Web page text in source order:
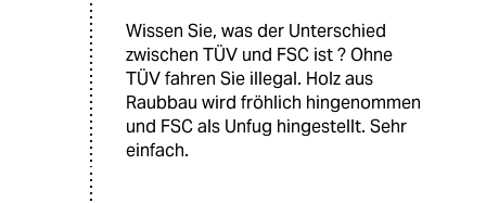
Wissen Sie, was der Unterschied
zwischen TÜV und FSC ist ? Ohne
TÜV fahren Sie illegal. Holz aus
Raubbau wird fröhlich hingenommen
und FSC als Unfug hingestellt. Sehr
einfach.